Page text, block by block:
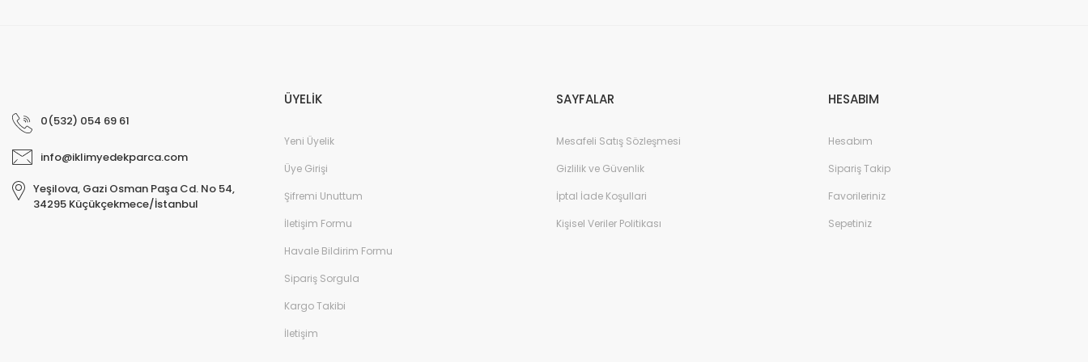
0(532) 054 69 61
info@iklimyedekparca.com
Yeşilova, Gazi Osman Paşa Cd. No 54,
34295 Küçükçekmece/İstanbul
ÜYELİK
Yeni Üyelik
Üye Girişi
Şifremi Unuttum
İletişim Formu
Havale Bildirim Formu
Sipariş Sorgula
Kargo Takibi
İletişim
SAYFALAR
Mesafeli Satış Sözleşmesi
Gizlilik ve Güvenlik
İptal İade Koşullari
Kişisel Veriler Politikası
HESABIM
Hesabım
Sipariş Takip
Favorileriniz
Sepetiniz